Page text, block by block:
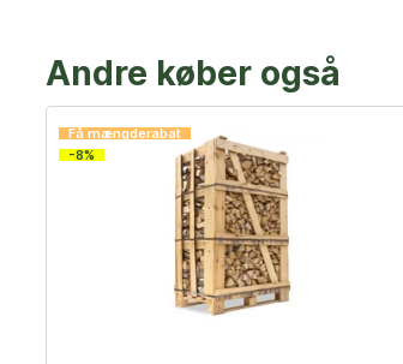
Andre køber også
Få mængderabat
-8%